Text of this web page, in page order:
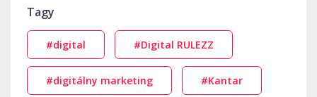
Tagy
#digital #Digital RULEZZ
#digitálny marketing #Kantar